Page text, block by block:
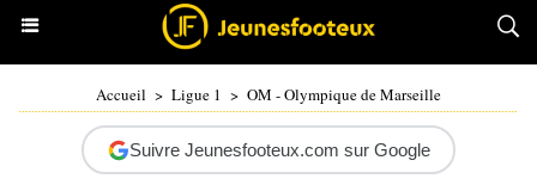
Accueil > Ligue 1 > OM - Olympique de Marseille
Suivre Jeunesfooteux.com sur Google